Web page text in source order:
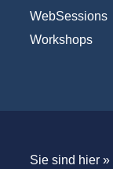
WebSessions
Workshops
Sie sind hier »